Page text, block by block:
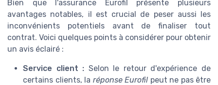
Bien que l'assurance Eurofil présente plusieurs
avantages notables, il est crucial de peser aussi les
inconvénients potentiels avant de finaliser tout
contrat. Voici quelques points à considérer pour obtenir
un avis éclairé :
Service client : Selon le retour d'expérience de
certains clients, la réponse Eurofil peut ne pas être